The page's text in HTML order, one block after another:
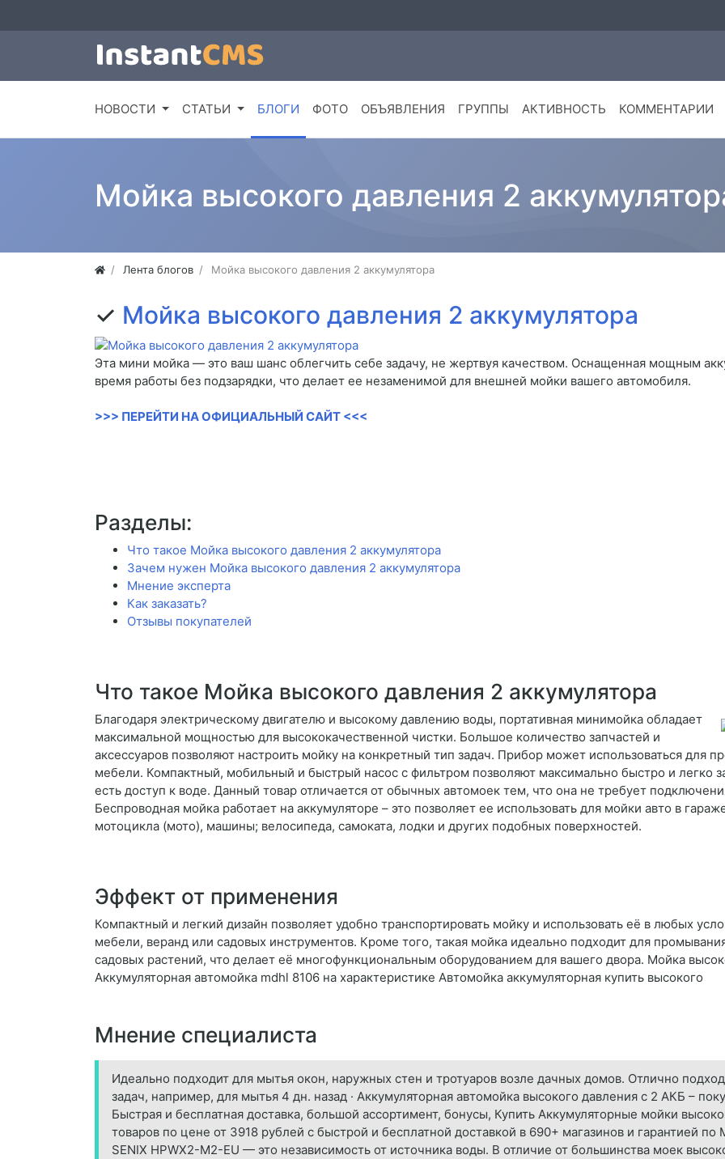
НОВОСТИ СТАТЬИ БЛОГИ ФОТО ОБЪЯВЛЕНИЯ ГРУППЫ АКТИВНОСТЬ КОММЕНТАРИИ
Мойка высокого давления 2
Лента блогов Мойка высокого давления 2 аккумулятора
✓ Мойка высокого давления 2 аккумулятора
Эта мини мойка — это ваш шанс облегчить себе задачу, не жертвуя качеством. Оснащенная мощным
время работы без подзарядки, что делает ее незаменимой для внешней мойки вашего автомобиля.
>>> ПЕРЕЙТИ НА ОФИЦИАЛЬНЫЙ САЙТ <<<
Разделы:
Что такое Мойка высокого давления 2 аккумулятора
Зачем нужен Мойка высокого давления 2 аккумулятора
Мнение эксперта
Как заказать?
Отзывы покупателей
Что такое Мойка высокого давления 2 аккумулятора
Благодаря электрическому двигателю и высокому давлению воды, портативная минимойка обладает
максимальной мощностью для высококачественной чистки. Большое количество запчастей и
аксессуаров позволяют настроить мойку на конкретный тип задач. Прибор может использоваться для
мебели. Компактный, мобильный и быстрый насос с фильтром позволяют максимально быстро и легко
есть доступ к воде. Данный товар отличается от обычных автомоек тем, что она не требует
Беспроводная мойка работает на аккумуляторе – это позволяет ее использовать для мойки авто в
мотоцикла (мото), машины; велосипеда, самоката, лодки и других подобных поверхностей.
Эффект от применения
Компактный и легкий дизайн позволяет удобно транспортировать мойку и использовать её в любых
мебели, веранд или садовых инструментов. Кроме того, такая мойка идеально подходит для
садовых растений, что делает её многофункциональным оборудованием для вашего двора. Мойка
Аккумуляторная автомойка mdhl 8106 на характеристике Автомойка аккумуляторная купить высокого
Мнение специалиста
Идеально подходит для мытья окон, наружных стен и тротуаров возле дачных домов. Отлично
задач, например, для мытья 4 дн. назад · Аккумуляторная автомойка высокого давления с 2 АКБ –
Быстрая и бесплатная доставка, большой ассортимент, бонусы, Купить Аккумуляторные мойки
товаров по цене от 3918 рублей с быстрой и бесплатной доставкой в 690+ магазинов и гарантией
SENIX HPWX2-M2-EU — это независимость от источника воды. В отличие от большинства моек